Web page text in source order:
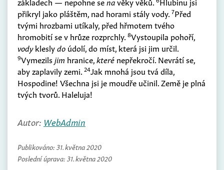
přikryl jako pláštěm, nad horami stály vody. 7Před
tvými hrozbami utíkaly, před hřmotem tvého
hromobití se v hrůze rozprchly. 8Vystoupila pohoří,
vodykleslydo údolí, do míst, která jsi jim určil.
9Vymezilsjim hranice,které nepřekročí. Nevrátí se,
aby zaplavily zemi. 24Jak mnohá jsou tvá díla,
Hospodine! Všechna jsi je moudře učinil. Země je plná
tvých tvorů. Haleluja!
Autor: WebAdmin
Publikováno: 31. května 2020
Poslední úprava: 31. května 2020